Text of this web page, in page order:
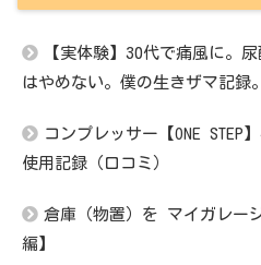
【実体験】30代で痛風に。
はやめない。僕の生きザマ記録。
コンプレッサー【ONE STEP
使用記録（口コミ）
倉庫（物置）を マイガレー
編】